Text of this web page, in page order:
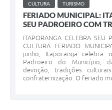
CULTURA TURISMO
FERIADO MUNICIPAL:
SEU PADROEIRO COM
ITAPORANGA CELEBRA SEU
CULTURA FERIADO
junho, Itaporanga celebra
Padroeiro do Município,
devoção, tradições
confraternização. O feriado